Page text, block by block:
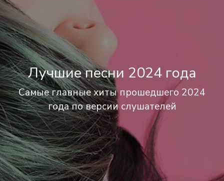
Лучшие песни 2024 года
Самые главные хиты прошедшего 2024
года по версии слушателей